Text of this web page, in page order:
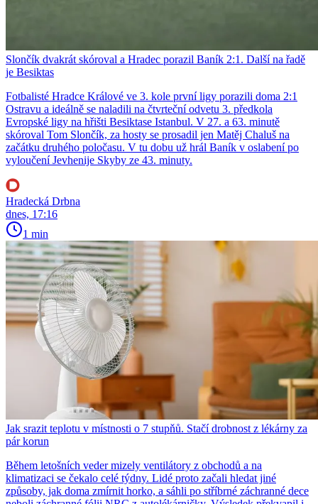
Slončík dvakrát skóroval a Hradec porazil Baník 2:1. Další na řadě
je Besiktas
Fotbalisté Hradce Králové ve 3. kole první ligy porazili doma 2:1
Ostravu a ideálně se naladili na čtvrteční odvetu 3. předkola
Evropské ligy na hřišti Besiktase Istanbul. V 27. a 63. minutě
skóroval Tom Slončík, za hosty se prosadil jen Matěj Chaluš na
začátku druhého poločasu. V tu dobu už hrál Baník v oslabení po
vyloučení Jevhenije Skyby ze 43. minuty.
Hradecká Drbna
dnes, 17:16
1 min
Jak srazit teplotu v místnosti o 7 stupňů. Stačí drobnost z lékárny za
pár korun
Během letošních veder mizely ventilátory z obchodů a na
klimatizaci se čekalo celé týdny. Lidé proto začali hledat jiné
způsoby, jak doma zmírnit horko, a sáhli po stříbrné záchranné dece